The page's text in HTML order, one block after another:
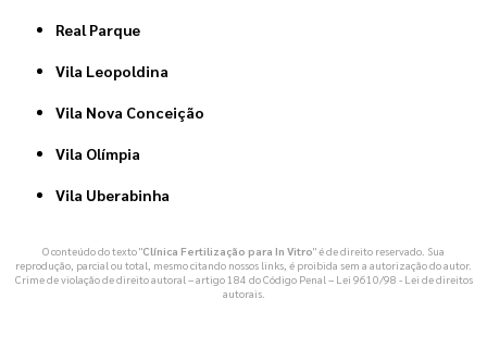
Real Parque
Vila Leopoldina
Vila Nova Conceição
Vila Olímpia
Vila Uberabinha
O conteúdo do texto "Clínica Fertilização para In Vitro" é de direito reservado. Sua
reprodução, parcial ou total, mesmo citando nossos links, é proibida sem a autorização do autor.
Crime de violação de direito autoral – artigo 184 do Código Penal – Lei 9610/98 - Lei de direitos
autorais.